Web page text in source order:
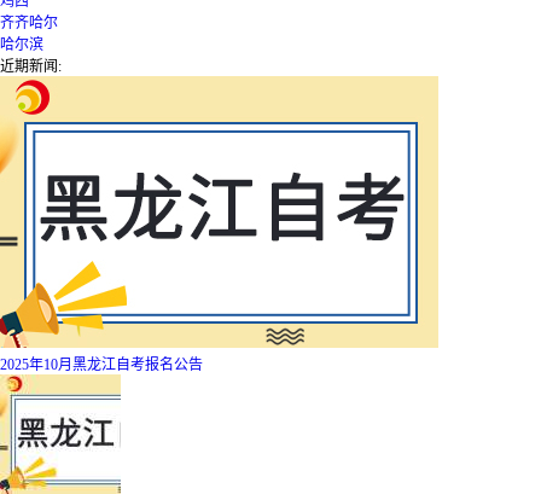
齐齐哈尔
哈尔滨
近期新闻:
2025年10月黑龙江自考报名公告